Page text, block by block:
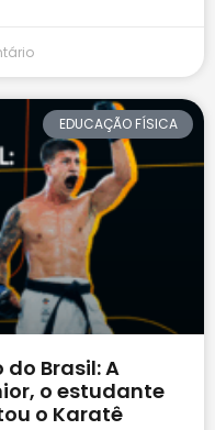
EDUCAÇÃO FÍSICA
do Brasil: A
o estudante
o Karatê